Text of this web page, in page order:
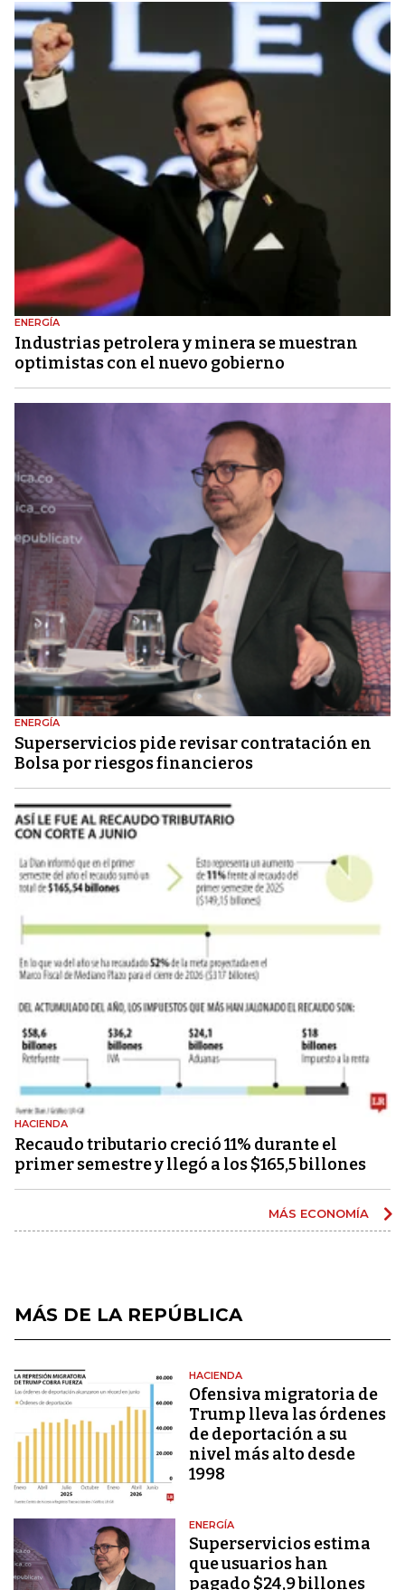
ENERGÍA
Industrias petrolera y minera se muestran
optimistas con el nuevo gobierno
ENERGÍA
Superservicios pide revisar contratación en
Bolsa por riesgos financieros
HACIENDA
Recaudo tributario creció 11% durante el
primer semestre y llegó a los $165,5 billones
MÁS ECONOMÍA
MÁS DE LA REPÚBLICA
HACIENDA
Ofensiva migratoria de
Trump lleva las órdenes
de deportación a su
nivel más alto desde
1998
ENERGÍA
Superservicios estima
que usuarios han
pagado $24,9 billones